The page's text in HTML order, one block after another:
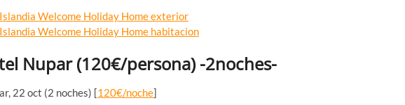
Nupar(120€/persona) -2noches-
22 oct (2 noches) [120€/noche]